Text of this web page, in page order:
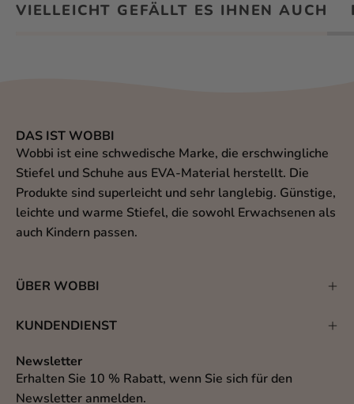
VIELLEICHT GEFÄLLT ES IHNEN AUCH
DAS IST WOBBI
Wobbi ist eine schwedische Marke, die erschwingliche
Stiefel und Schuhe aus EVA-Material herstellt. Die
Produkte sind superleicht und sehr langlebig. Günstige,
leichte und warme Stiefel, die sowohl Erwachsenen als
auch Kindern passen.
ÜBER WOBBI
KUNDENDIENST
Newsletter
Erhalten Sie 10 % Rabatt, wenn Sie sich für den
Newsletter anmelden.